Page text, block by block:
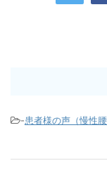
-患者様の声（慢性腰